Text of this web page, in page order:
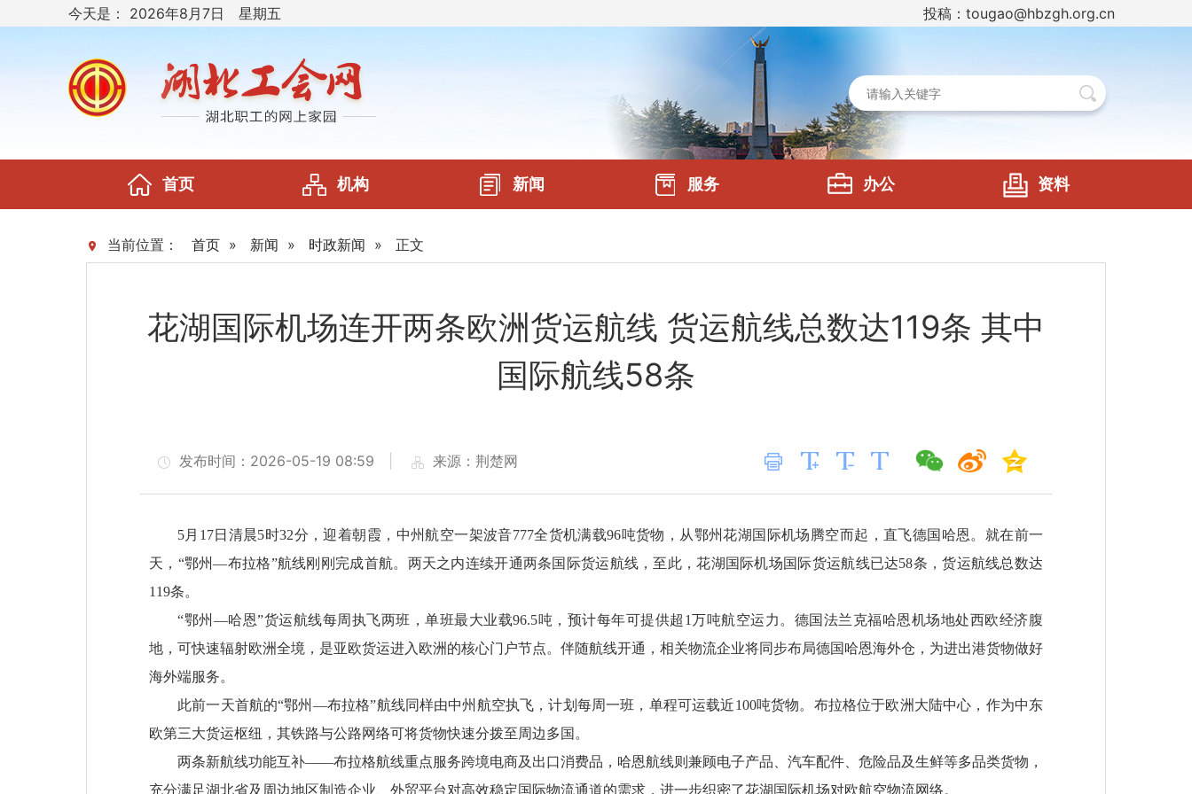
今天是： 2026年8月7日 星期五 投稿：tougao@hbzgh.org.cn
首页 机构 新闻 服务 办公 资料
当前位置： 首页 » 新闻 » 时政新闻 » 正文
花湖国际机场连开两条欧洲货运航线 货运航线总数达119条 其中
国际航线58条
发布时间：2026-05-19 08:59 来源：荆楚网
5月17日清晨5时32分，迎着朝霞，中州航空一架波音777全货机满载96吨货物，从鄂州花湖国际机场腾空而起，直飞德国哈恩。就在前一
天，“鄂州—布拉格”航线刚刚完成首航。两天之内连续开通两条国际货运航线，至此，花湖国际机场国际货运航线已达58条，货运航线总数达
119条。
“鄂州—哈恩”货运航线每周执飞两班，单班最大业载96.5吨，预计每年可提供超1万吨航空运力。德国法兰克福哈恩机场地处西欧经济腹
地，可快速辐射欧洲全境，是亚欧货运进入欧洲的核心门户节点。伴随航线开通，相关物流企业将同步布局德国哈恩海外仓，为进出港货物做好
海外端服务。
此前一天首航的“鄂州—布拉格”航线同样由中州航空执飞，计划每周一班，单程可运载近100吨货物。布拉格位于欧洲大陆中心，作为中东
欧第三大货运枢纽，其铁路与公路网络可将货物快速分拨至周边多国。
两条新航线功能互补——布拉格航线重点服务跨境电商及出口消费品，哈恩航线则兼顾电子产品、汽车配件、危险品及生鲜等多品类货物，
充分满足湖北省及周边地区制造企业、外贸平台对高效稳定国际物流通道的需求，进一步织密了花湖国际机场对欧航空物流网络。